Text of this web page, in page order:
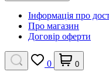
Інформація про
Про магазин
Договір оферти
0 0